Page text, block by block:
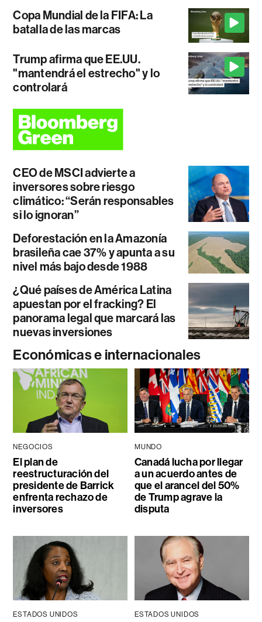
Copa Mundial de la FIFA: La
batalla de las marcas
Trump afirma que EE.UU.
"mantendrá el estrecho" y lo
controlará
CEO de MSCI advierte a
inversores sobre riesgo
climático: “Serán responsables
si lo ignoran”
Deforestación en la Amazonía
brasileña cae 37% y apunta a su
nivel más bajo desde 1988
¿Qué países de América Latina
apuestan por el fracking? El
panorama legal que marcará las
nuevas inversiones
Económicas e internacionales
NEGOCIOS
El plan de
reestructuración del
presidente de Barrick
enfrenta rechazo de
inversores
MUNDO
Canadá lucha por llegar
a un acuerdo antes de
que el arancel del 50%
de Trump agrave la
disputa
ESTADOS UNIDOS ESTADOS UNIDOS